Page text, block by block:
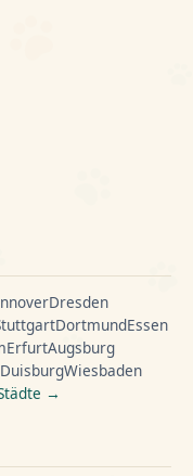
Dresden
DortmundEssen
ErfurtAugsburg
DuisburgWiesbaden
→